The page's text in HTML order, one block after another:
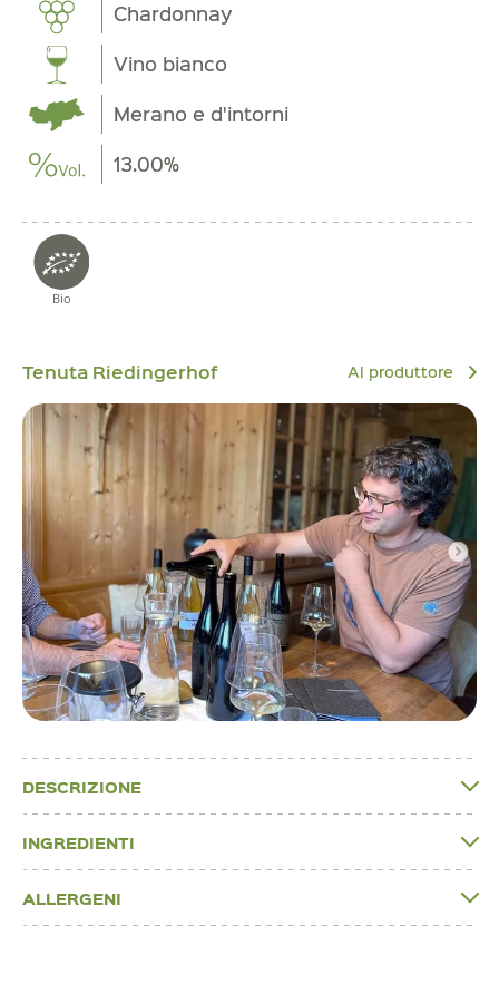
Chardonnay
Vino bianco
Merano e d'intorni
13.00%
Bio
Tenuta Riedingerhof Al produttore
DESCRIZIONE
INGREDIENTI
ALLERGENI